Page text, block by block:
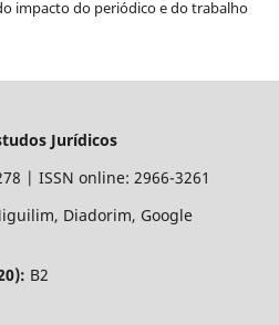
impacto do periódico e do trabalho
Jurídicos
| ISSN online: 2966-3261
Diadorim, Google
B2